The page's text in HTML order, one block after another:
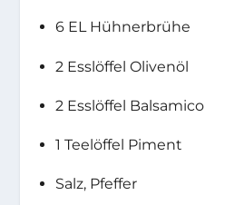
6 EL Hühnerbrühe
2 Esslöffel Olivenöl
2 Esslöffel Balsamico
1 Teelöffel Piment
Salz, Pfeffer